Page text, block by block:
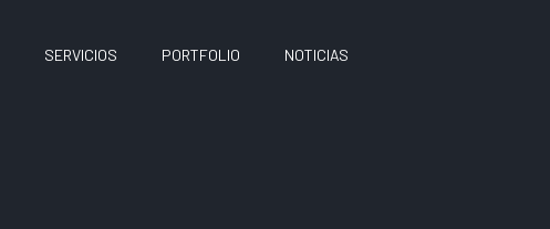
SERVICIOS PORTFOLIO NOTICIAS